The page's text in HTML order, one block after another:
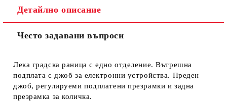
Детайлно описание
Често задавани въпроси
Лека градска раница с едно отделение. Вътрешна
подплата с джоб за електронни устройства. Преден
джоб, регулируеми подплатени презрамки и задна
презрамка за количка.